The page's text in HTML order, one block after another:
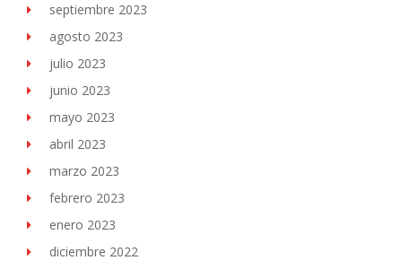
septiembre 2023
agosto 2023
julio 2023
junio 2023
mayo 2023
abril 2023
marzo 2023
febrero 2023
enero 2023
diciembre 2022